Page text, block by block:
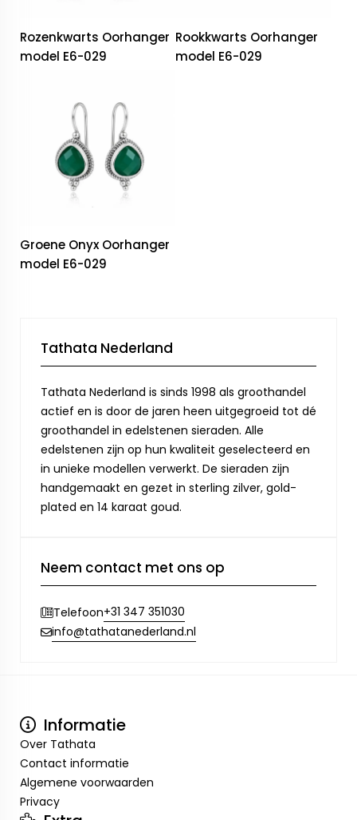
Rozenkwarts Oorhanger
model E6-029
Rookkwarts Oorhanger
model E6-029
Groene Onyx Oorhanger
model E6-029
Tathata Nederland
Tathata Nederland is sinds 1998 als groothandel
actief en is door de jaren heen uitgegroeid tot dé
groothandel in edelstenen sieraden. Alle
edelstenen zijn op hun kwaliteit geselecteerd en
in unieke modellen verwerkt. De sieraden zijn
handgemaakt en gezet in sterling zilver, gold-
plated en 14 karaat goud.
Neem contact met ons op
Telefoon+31 347 351030
info@tathatanederland.nl
Informatie
Over Tathata
Contact informatie
Algemene voorwaarden
Privacy